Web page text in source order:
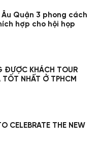
Quận 3 phong cách
hợp cho hội họp
ĐƯỢC KHÁCH TOUR
NHẤT Ở TPHCM
CELEBRATE THE NEW